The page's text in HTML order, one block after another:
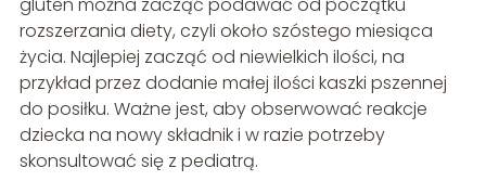
rozszerzania diety, czyli około szóstego miesiąca
życia. Najlepiej zacząć od niewielkich ilości, na
przykład przez dodanie małej ilości kaszki pszennej
do posiłku. Ważne jest, aby obserwować reakcje
dziecka na nowy składnik i w razie potrzeby
skonsultować się z pediatrą.